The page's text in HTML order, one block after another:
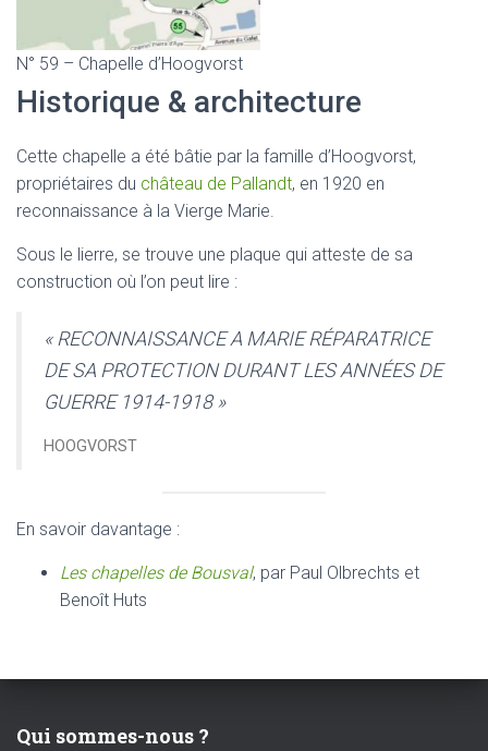
N° 59 – Chapelle d’Hoogvorst
Historique & architecture
Cette chapelle a été bâtie par la famille d’Hoogvorst,
propriétaires du château de Pallandt, en 1920 en
reconnaissance à la Vierge Marie.
Sous le lierre, se trouve une plaque qui atteste de sa
construction où l’on peut lire :
« RECONNAISSANCE A MARIE RÉPARATRICE
DE SA PROTECTION DURANT LES ANNÉES DE
GUERRE 1914-1918 »
HOOGVORST
En savoir davantage :
Les chapelles de Bousval, par Paul Olbrechts et
Benoît Huts
Qui sommes-nous ?